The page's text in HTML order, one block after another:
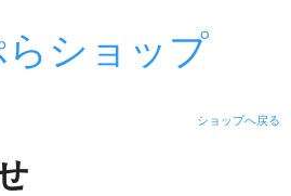
らショップ
ショップへ戻る